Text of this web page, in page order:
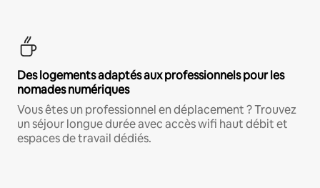
Des logements adaptés aux professionnels pour les
nomades numériques
Vous êtes un professionnel en déplacement ? Trouvez
un séjour longue durée avec accès wifi haut débit et
espaces de travail dédiés.